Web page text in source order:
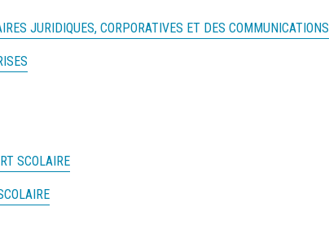
JURIDIQUES, CORPORATIVES ET DES COMMUNICATIONS
SCOLAIRE